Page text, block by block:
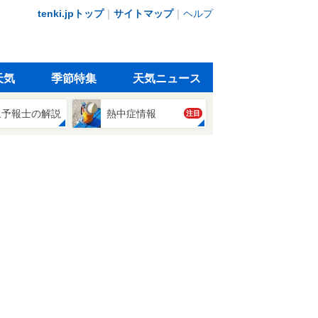
tenki.jpトップ｜ サイトマップ｜ ヘルプ
気 季節特集 天気ニュース
報士の解説 熱中症情報 注目